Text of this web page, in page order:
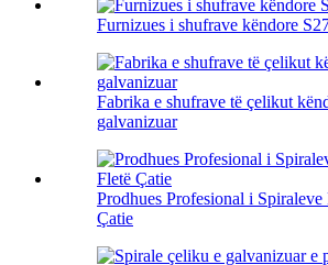
Furnizues i shufrave këndore
Fabrika e shufrave të çelikut
galvanizuar
Prodhues Profesional i Spiraleve
Çatie